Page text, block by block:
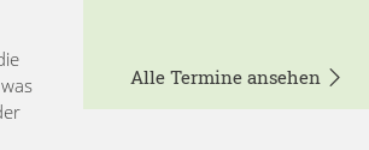
Alle Termine ansehen